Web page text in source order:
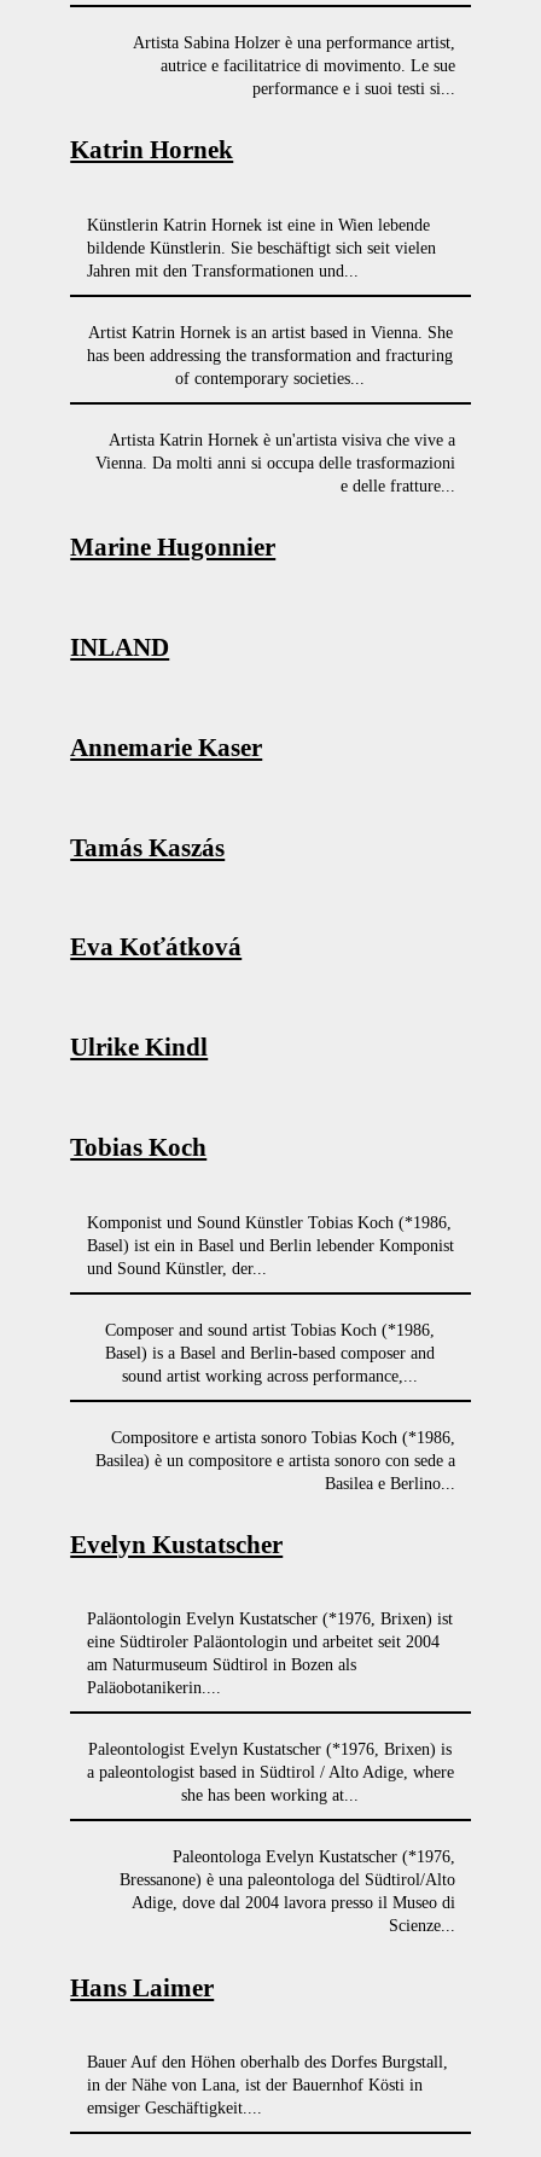
Artista Sabina Holzer è una performance artist,
autrice e facilitatrice di movimento. Le sue
performance e i suoi testi si...
Katrin Hornek
Künstlerin Katrin Hornek ist eine in Wien lebende
bildende Künstlerin. Sie beschäftigt sich seit vielen
Jahren mit den Transformationen und...
Artist Katrin Hornek is an artist based in Vienna. She
has been addressing the transformation and fracturing
of contemporary societies...
Artista Katrin Hornek è un'artista visiva che vive a
Vienna. Da molti anni si occupa delle trasformazioni
e delle fratture...
Marine Hugonnier
INLAND
Annemarie Kaser
Tamás Kaszás
Eva Koťátková
Ulrike Kindl
Tobias Koch
Komponist und Sound Künstler Tobias Koch (*1986,
Basel) ist ein in Basel und Berlin lebender Komponist
und Sound Künstler, der...
Composer and sound artist Tobias Koch (*1986,
Basel) is a Basel and Berlin-based composer and
sound artist working across performance,...
Compositore e artista sonoro Tobias Koch (*1986,
Basilea) è un compositore e artista sonoro con sede a
Basilea e Berlino...
Evelyn Kustatscher
Paläontologin Evelyn Kustatscher (*1976, Brixen) ist
eine Südtiroler Paläontologin und arbeitet seit 2004
am Naturmuseum Südtirol in Bozen als
Paläobotanikerin....
Paleontologist Evelyn Kustatscher (*1976, Brixen) is
a paleontologist based in Südtirol / Alto Adige, where
she has been working at...
Paleontologa Evelyn Kustatscher (*1976,
Bressanone) è una paleontologa del Südtirol/Alto
Adige, dove dal 2004 lavora presso il Museo di
Scienze...
Hans Laimer
Bauer Auf den Höhen oberhalb des Dorfes Burgstall,
in der Nähe von Lana, ist der Bauernhof Kösti in
emsiger Geschäftigkeit....